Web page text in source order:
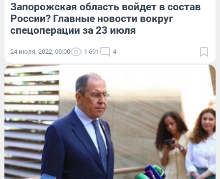
Запорожская область войдет в состав
России? Главные новости вокруг
спецоперации за 23 июля
24 июля, 2022, 00:00 1 691 4